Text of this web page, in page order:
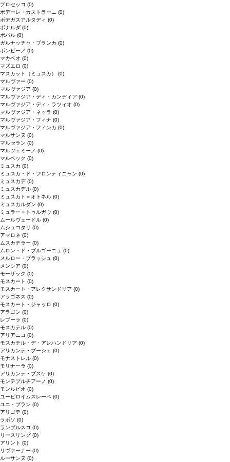
プロセッコ (0)
ポデーレ・カストラーニ (0)
ボデガスアルタディ (0)
ボナルダ (0)
ボバル (0)
ガルナッチャ・ブランカ (0)
ボンビーノ (0)
マカベオ (0)
マズエロ (0)
マスカット（ミュスカ） (0)
マルヴァー (0)
マルヴァジア (0)
マルヴァジア・ディ・カンディア (0)
マルヴァジア・ディ・ラツィオ (0)
マルヴァジア・ネッラ (0)
マルヴァジア・フィナ (0)
マルヴァジア・フィンカ (0)
マルサンヌ (0)
マルセラン (0)
マルツェミーノ (0)
マルベック (0)
ミュスカ (0)
ミュスカ・ド・フロンティニャン (0)
ミュスカデ(0)
ミュスカデル (0)
ミュスカト＝オトネル (0)
ミュスカルダン (0)
ミュラー＝トゥルガウ (0)
ムールヴェードル (0)
ムシュコタリ (0)
アマロネ (0)
ムスカテラー (0)
ムロン・ド・ブルゴーニュ (0)
メルロー・ブラッシュ (0)
メンシア (0)
モーザック (0)
モスカート (0)
モスカート・アレクサンドリア (0)
アラゴネス (0)
モスカート・ジャッロ (0)
アラゴン (0)
レブーラ (0)
モスカテル (0)
アリアニコ (0)
モスカテル・デ・アレハンドリア (0)
アリカンテ・ブーシェ (0)
モナストレル (0)
モリナーラ (0)
アリカンテ・ブスケ (0)
モンテプルチアーノ (0)
モンルビオ (0)
ユービロイムスレーベ (0)
ユニ・ブラン (0)
アリゴテ (0)
ラボソ (0)
ランブルスコ (0)
リースリング (0)
アリント (0)
リヴァーナー (0)
ルーサンヌ (0)